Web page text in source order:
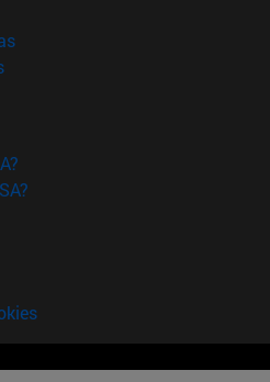
(abre en nueva ventana)
(abre en nueva ventana)